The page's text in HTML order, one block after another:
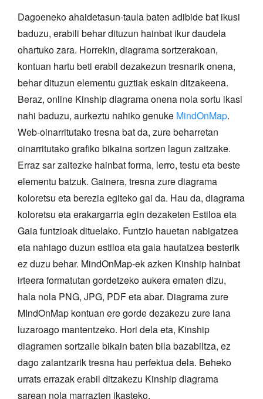
Dagoeneko ahaidetasun-taula baten adibide bat ikusi
baduzu, erabili behar dituzun hainbat ikur daudela
ohartuko zara. Horrekin, diagrama sortzerakoan,
kontuan hartu beti erabil dezakezun tresnarik onena,
behar dituzun elementu guztiak eskain ditzakeena.
Beraz, online Kinship diagrama onena nola sortu ikasi
nahi baduzu, aurkeztu nahiko genuke MindOnMap.
Web-oinarritutako tresna bat da, zure beharretan
oinarritutako grafiko bikaina sortzen lagun zaitzake.
Erraz sar zaitezke hainbat forma, lerro, testu eta beste
elementu batzuk. Gainera, tresna zure diagrama
koloretsu eta berezia egiteko gai da. Hau da, diagrama
koloretsu eta erakargarria egin dezaketen Estiloa eta
Gaia funtzioak dituelako. Funtzio hauetan nabigatzea
eta nahiago duzun estiloa eta gaia hautatzea besterik
ez duzu behar. MindOnMap-ek azken Kinship hainbat
irteera formatutan gordetzeko aukera ematen dizu,
hala nola PNG, JPG, PDF eta abar. Diagrama zure
MIndOnMap kontuan ere gorde dezakezu zure lana
luzaroago mantentzeko. Hori dela eta, Kinship
diagramen sortzaile bikain baten bila bazabiltza, ez
dago zalantzarik tresna hau perfektua dela. Beheko
urrats errazak erabil ditzakezu Kinship diagrama
sarean nola marrazten ikasteko.